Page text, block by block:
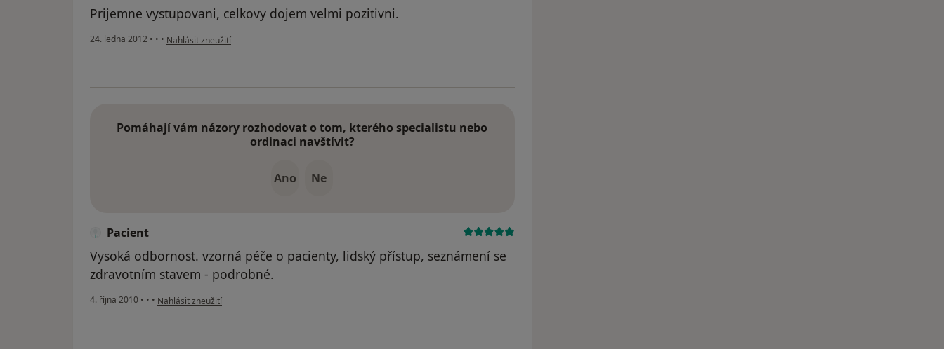
Prijemne vystupovani, celkovy dojem velmi pozitivni.
24. ledna 2012 • • • podle názoru uživatele Váš účet byl odstraněn
Nahlásit zneužití
Pomáhají vám názory rozhodovat o tom, kterého specialistu nebo
ordinaci navštívit?
Ano Ne
Pacient
Vysoká odbornost. vzorná péče o pacienty, lidský přístup, seznámení se
zdravotním stavem - podrobné.
4. října 2010 • • • podle názoru uživatele Pacient
Nahlásit zneužití